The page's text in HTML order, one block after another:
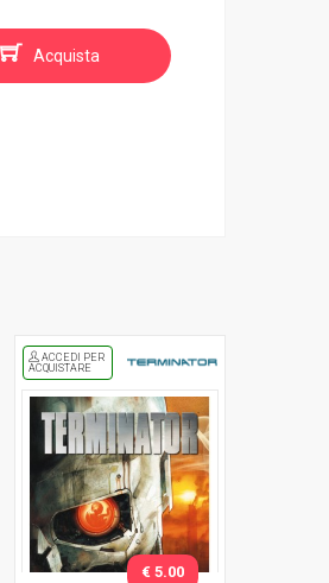
Acquista
ACCEDI PER
ACQUISTARE
€ 5.00